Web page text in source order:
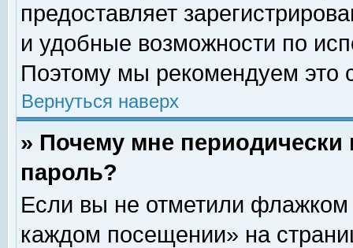
предоставляет
и удобные возможности по
Поэтому мы рекомендуем это
Вернуться наверх
» Почему мне
пароль?
Если вы не отметили флажком
каждом посещении» на